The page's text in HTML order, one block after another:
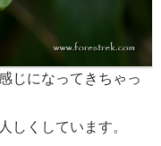
じになってきちゃっ
しくしています。